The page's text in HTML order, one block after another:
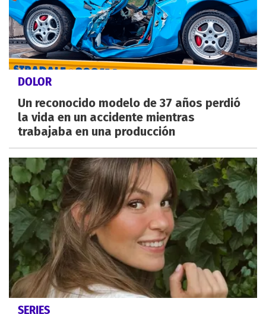
DOLOR
Un reconocido modelo de 37 años perdió
la vida en un accidente mientras
trabajaba en una producción
SERIES